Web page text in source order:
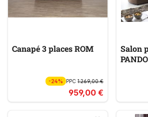
Canapé 3 places ROM
-24% PPC 1 269,00 €
959,00 €
Salon